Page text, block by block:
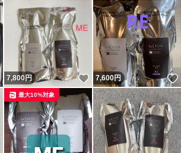
いいね！
7,800円 いいね！
7,600円
最大10%対象